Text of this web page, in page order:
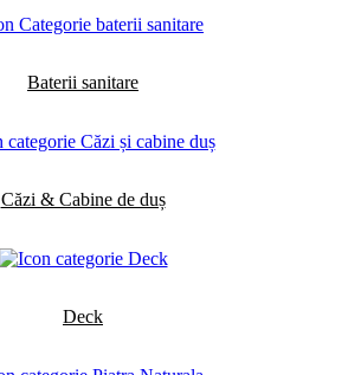
Baterii sanitare
Căzi & Cabine de duș
Deck